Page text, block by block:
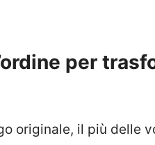
per
originale, il più delle